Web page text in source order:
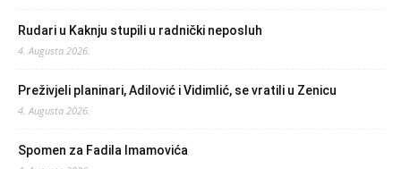
Rudari u Kaknju stupili u radnički neposluh
4. Augusta 2026.
Preživjeli planinari, Adilović i Vidimlić, se vratili u Zenicu
4. Augusta 2026.
Spomen za Fadila Imamovića